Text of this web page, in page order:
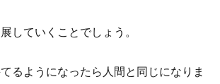
していくことでしょう。
るようになったら人間と同じになりま